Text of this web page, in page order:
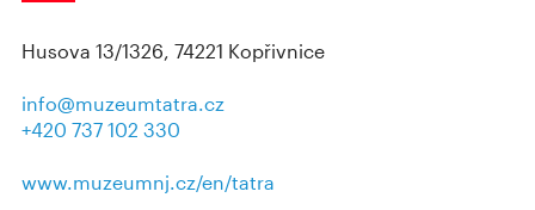
Husova 13/1326, 74221 Kopřivnice
info@muzeumtatra.cz
+420 737 102 330
www.muzeumnj.cz/en/tatra